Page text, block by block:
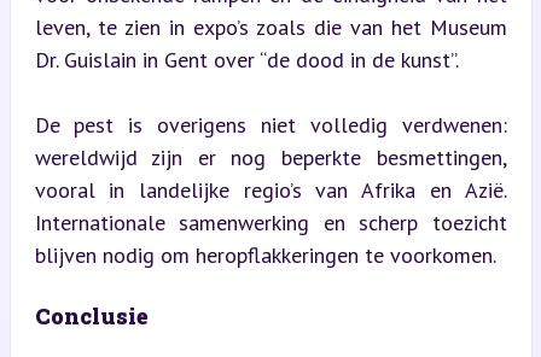
leven, te zien in expo’s zoals die van het Museum
Dr. Guislain in Gent over “de dood in de kunst”.
De pest is overigens niet volledig verdwenen:
wereldwijd zijn er nog beperkte besmettingen,
vooral in landelijke regio’s van Afrika en Azië.
Internationale samenwerking en scherp toezicht
blijven nodig om heropflakkeringen te voorkomen.
Conclusie